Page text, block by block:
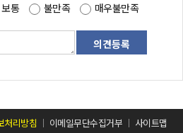
보통 불만족 매우불만족
처리방침 이메일무단수집거부 사이트맵